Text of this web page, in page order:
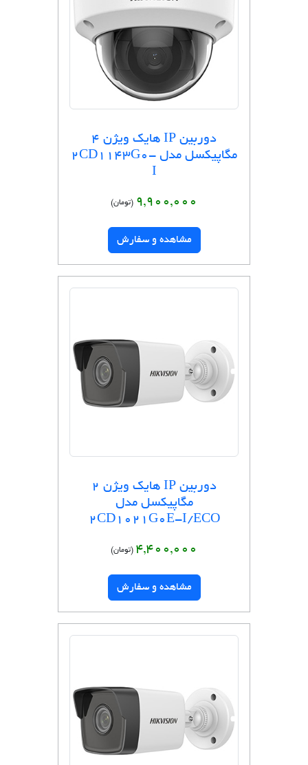
دوربین IP هایک ویژن 4
مگاپیکسل مدل 2CD1143G0-
I
9,900,000 (تومان)
مشاهده و سفارش
دوربین IP هایک ویژن 2
مگاپیکسل مدل
2CD1021G0E-I/ECO
4,400,000 (تومان)
مشاهده و سفارش